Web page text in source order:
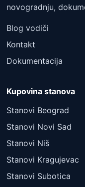
novogradnju,
Blog vodiči
Kontakt
Dokumentacija
Kupovina stanova
Stanovi Beograd
Stanovi Novi Sad
Stanovi Niš
Stanovi Kragujevac
Stanovi Subotica